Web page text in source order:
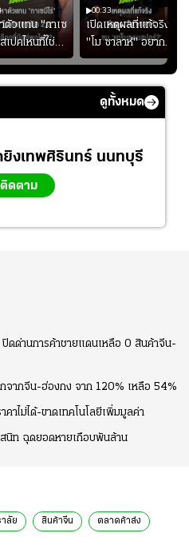
ตัวแทน "กาเซ
เปคไหนที่ใช่
แมนยูยุค
ค 2.0"?
00:33
เปิดเหตุผลที่แท้จริงที่
"โม ซาลาห์" อยาก
ย้ายซบ "แทร็บซอนส
ปอร์"
ดูทั้งหมด
ยิงเทพศิรินทร์ นนทบุรี
ติดตาม
ดด่านการค้าชายแดนเหลือ 0 สินค้าจีน-
จากจีน-ฮ่องกง จาก 120% เหลือ 54%
คาไม่ได้-ขาดเทคโนโลยีเพิ่มมูลค่า
นิท ฉุดยอดหายเกือบพันล้าน
ลัย สินค้าจีน ตลาดค้าส่ง